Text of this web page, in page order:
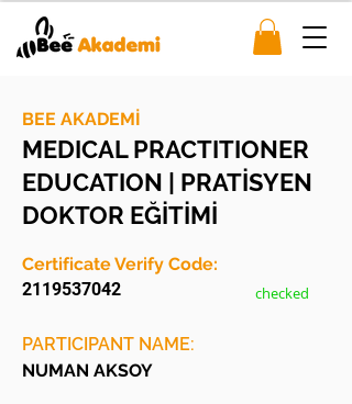
BEE AKADEMİ
MEDICAL PRACTITIONER
EDUCATION | PRATİSYEN
DOKTOR EĞİTİMİ
2119537042
Certificate Verify Code:
checked
PARTICIPANT NAME:
NUMAN AKSOY